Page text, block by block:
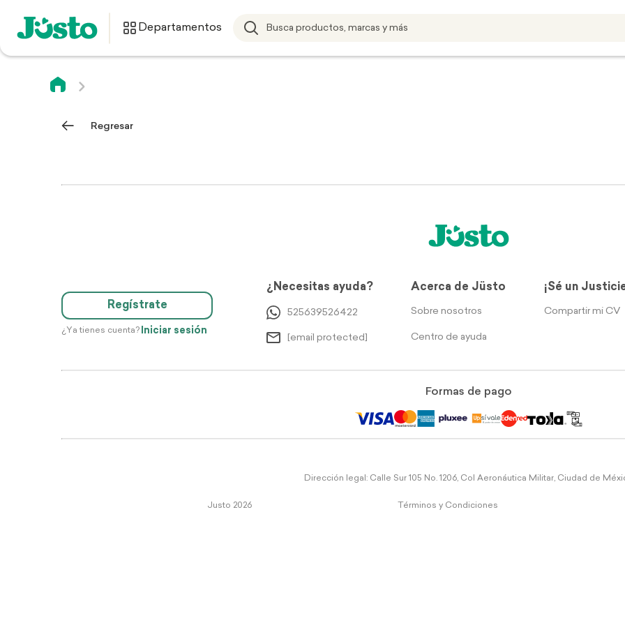
Departamentos
Regresar
Regístrate
¿Ya tienes cuenta? Iniciar sesión
¿Necesitas ayuda?
525639526422
[email protected]
Acerca de Jüsto
Sobre nosotros
Centro de ayuda
¡Sé un
Compartir mi CV
Formas de pago
Dirección legal: Calle Sur 105 No. 1206, Col Aeronáutica Militar, Ciudad de
Justo 2026 Términos y Condiciones